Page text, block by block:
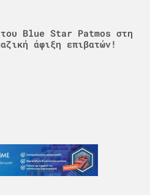
Blue Star Patmos στη
άφιξη επιβατών!